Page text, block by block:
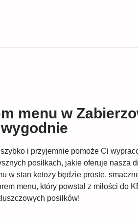
menu w
i przyjemnie pomoże Ci
posiłkach, jakie oferuje nasza
w stan ketozy będzie proste,
menu, który powstał z miłości do
posiłków!